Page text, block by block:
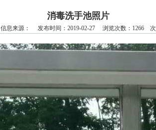
消毒洗手池照片
信息来源： 发布时间：2019-02-27 浏览次数：1266 次